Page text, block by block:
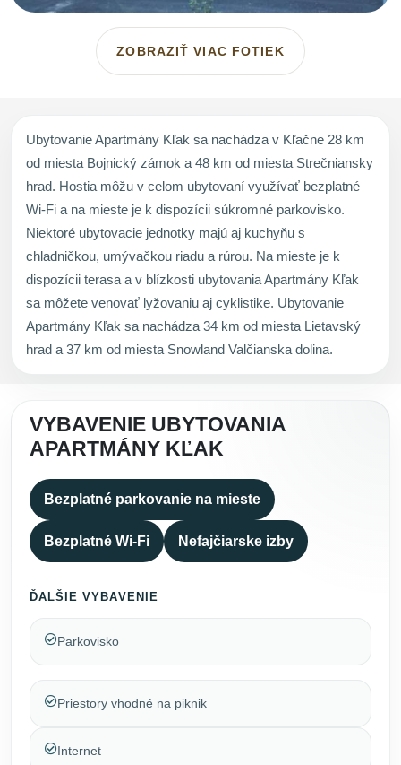
ZOBRAZIŤ VIAC FOTIEK
Ubytovanie Apartmány Kľak sa nachádza v Kľačne 28 km
od miesta Bojnický zámok a 48 km od miesta Strečniansky
hrad. Hostia môžu v celom ubytovaní využívať bezplatné
Wi-Fi a na mieste je k dispozícii súkromné parkovisko.
Niektoré ubytovacie jednotky majú aj kuchyňu s
chladničkou, umývačkou riadu a rúrou. Na mieste je k
dispozícii terasa a v blízkosti ubytovania Apartmány Kľak
sa môžete venovať lyžovaniu aj cyklistike. Ubytovanie
Apartmány Kľak sa nachádza 34 km od miesta Lietavský
hrad a 37 km od miesta Snowland Valčianska dolina.
VYBAVENIE UBYTOVANIA
APARTMÁNY KĽAK
Bezplatné parkovanie na mieste
Bezplatné Wi-Fi Nefajčiarske izby
ĎALŠIE VYBAVENIE
Parkovisko
Priestory vhodné na piknik
Internet